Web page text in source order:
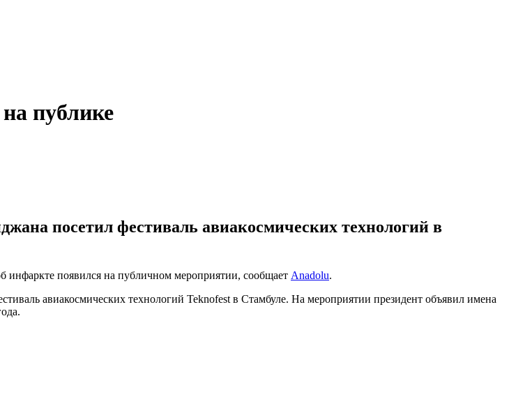
публике
посетил фестиваль авиакосмических технологий в
инфаркте появился на публичном мероприятии, сообщает Anadolu.
авиакосмических технологий Teknofest в Стамбуле. На мероприятии президент объявил имена